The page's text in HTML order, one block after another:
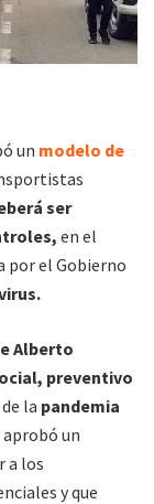
un modelo de
ser
en el
por el Gobierno
Alberto
preventivo
la pandemia
aprobó un
a los
y que